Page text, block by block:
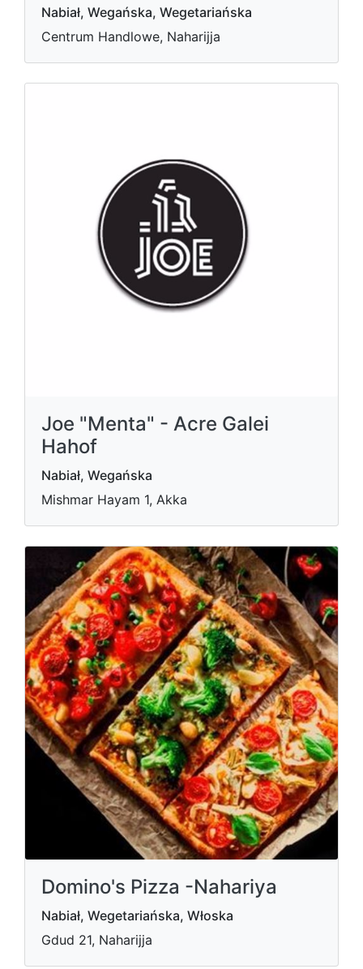
Nabiał, Wegańska, Wegetariańska
Centrum Handlowe, Naharijja
Joe "Menta" - Acre Galei
Hahof
Nabiał, Wegańska
Mishmar Hayam 1, Akka
Domino's Pizza -Nahariya
Nabiał, Wegetariańska, Włoska
Gdud 21, Naharijja